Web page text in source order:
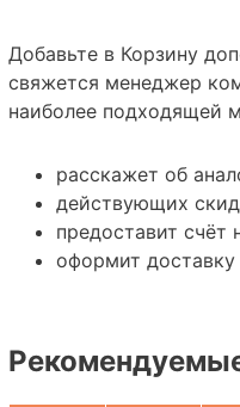
Добавьте в Корзину
свяжется менеджер
наиболее подходящей
расскажет об
действующих
предоставит счёт
оформит